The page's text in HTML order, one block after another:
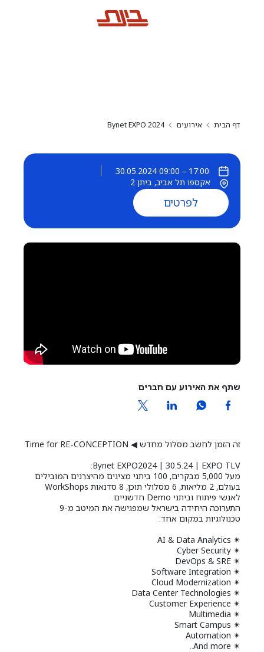
דף הבית אירועים Bynet EXPO 2024
30.05.2024 09:00 – 17:00
אקספו תל אביב, ביתן 2
לפרטים
שתף את האירוע עם חברים
זה הזמן לחשב מסלול מחדש ◀ Time for RE-CONCEPTION
Bynet EXPO2024 | 30.5.24 | EXPO TLV:
מעל 5,000 מבקרים, 100 ביתני מציגים מהיצרנים המובילים
בעולם, 2 מליאות, 6 מסלולי תוכן, 8 סדנאות WorkShops
לאנשי פיתוח וביתני Demo חדשניים.
התערוכה היחידה בישראל שמפגישה את המיטב מ-9
טכנולוגיות במקום אחד:
✴ AI & Data Analytics
✴ Cyber Security
✴ DevOps & SRE
✴ Software Integration
✴ Cloud Modernization
✴ Data Center Technologies
✴ Customer Experience
✴ Multimedia
✴ Smart Campus
✴ Automation
✴ And more..